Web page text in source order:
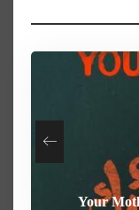
Your